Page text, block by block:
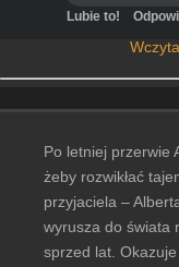
Lubie to!
Po letniej przerwie
żeby rozwikłać
przyjaciela –
wyrusza do świata
sprzed lat.